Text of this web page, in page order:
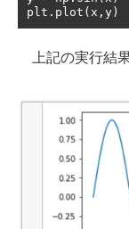
plt . plot ( x , y )
上記の実行結